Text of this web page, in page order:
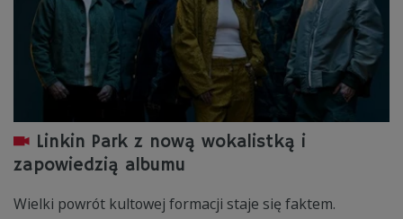
Linkin Park z nową wokalistką i
zapowiedzią albumu
Wielki powrót kultowej formacji staje się faktem.